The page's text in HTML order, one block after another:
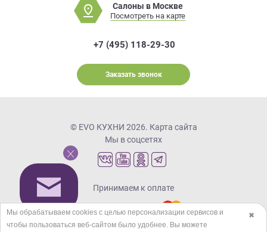
Салоны в Москве
Посмотреть на карте
+7 (495) 118-29-30
Заказать звонок
© EVO КУХНИ 2026. Карта сайта
Мы в соцсетях
Принимаем к оплате
✖
Мы обрабатываем cookies с целью персонализации сервисов и
чтобы пользоваться веб-сайтом было удобнее. Вы можете